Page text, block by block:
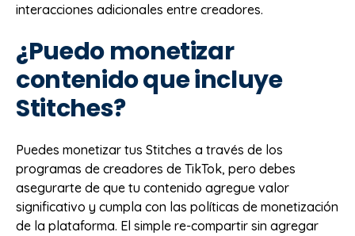
interacciones adicionales entre creadores.
¿Puedo monetizar
contenido que incluye
Stitches?
Puedes monetizar tus Stitches a través de los
programas de creadores de TikTok, pero debes
asegurarte de que tu contenido agregue valor
significativo y cumpla con las políticas de monetización
de la plataforma. El simple re-compartir sin agregar